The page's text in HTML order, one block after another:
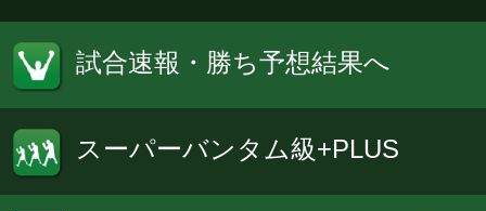
試合速報・勝ち予想結果へ
スーパーバンタム級+PLUS